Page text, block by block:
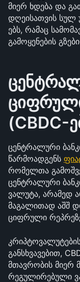
მიერ ხდება და
დღეისათვის სულ
ებს, რამაც
გამოყენების
(CBDC-
ცენტრალური
წარმოადგენს
რომელთა
ცენტრალური
ვალუტა, არამედ
მაგალითად აშშ
ციფრული
განსხვავებით,
მთავრობის
რეგულირებული